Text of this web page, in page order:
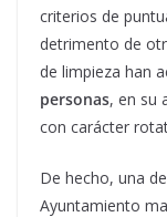
criterios de
detrimento de
de limpieza han
personas, en su
con carácter
De hecho, una
Ayuntamiento